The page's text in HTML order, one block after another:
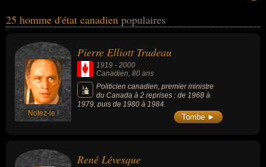
Lajoie, Gérald Godin, Jean Garon, Nick Discepola, Bill Bennett,
sexe masculin) peuvent avoir des liens variés dans les domaines
de la politique, de la justice, de l'art, de la littérature, du business,
de l'histoire ou de la science. Ces célébrités peuvent également
avoir été député, homme politique, premier ministre, président d'un
parti politique, avocat, homme de loi, ministre, ministre de
l'éducation, artiste, écrivain, économiste, scientifique, homme
d'affaire, maire, cardiologue ou médecin.
25 homme d'état canadien populaires
Notez-le !
Pierre Elliott Trudeau
1919 - 2000
Canadien, 80 ans
Politicien canadien, premier ministre
du Canada à 2 reprises : de 1968 à
1979, puis de 1980 à 1984.
Tombe ►
René Lévesque